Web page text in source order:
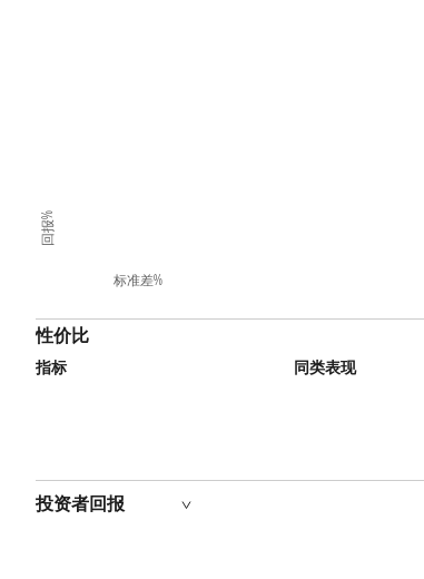
标准差%
回报%
性价比
指标 同类表现
投资者回报